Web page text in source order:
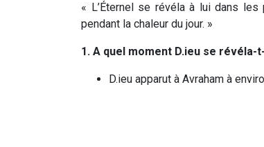
« L’Éternel se révéla à lui dans
pendant la chaleur du jour. »
1. A quel moment D.ieu se révéla-
D.ieu apparut à Avraham à